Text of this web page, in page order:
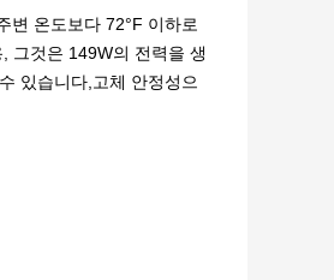
변 온도보다 72°F 이하로
그것은 149W의 전력을 생
있습니다,고체 안정성으